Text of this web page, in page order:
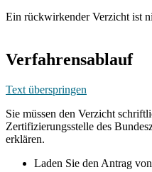
Ein rückwirkender Verzicht ist
Verfahrensablauf
Text überspringen
Sie müssen den Verzicht
Zertifizierungsstelle des
erklären.
Laden Sie den Antrag